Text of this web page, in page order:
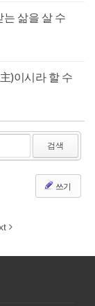
삶을 살 수
)이시라 할 수
검색
쓰기